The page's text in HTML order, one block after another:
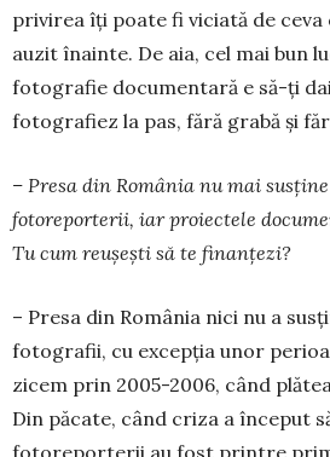
privirea îți poate fi viciată de ceva
auzit înainte. De aia, cel mai bun
fotografie documentară e să-ți
fotografiez la pas, fără grabă și
– Presa din România nu mai
fotoreporterii, iar proiectele
Tu cum reușești să te finanțezi?
– Presa din România nici nu a
fotografii, cu excepția unor
zicem prin 2005-2006, când
Din păcate, când criza a început